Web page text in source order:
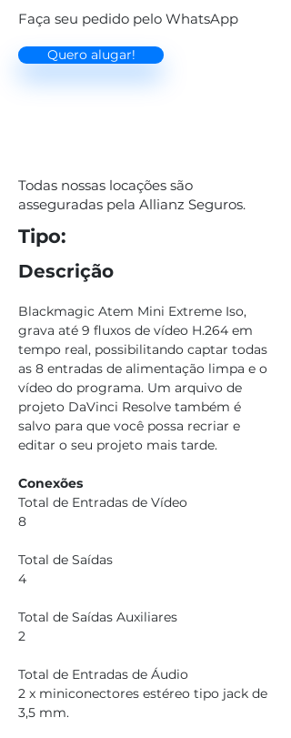
Faça seu pedido pelo WhatsApp
Quero alugar!
Todas nossas locações são
asseguradas pela Allianz Seguros.
Tipo:
Descrição
Blackmagic Atem Mini Extreme Iso,
grava até 9 fluxos de vídeo H.264 em
tempo real, possibilitando captar todas
as 8 entradas de alimentação limpa e o
vídeo do programa. Um arquivo de
projeto DaVinci Resolve também é
salvo para que você possa recriar e
editar o seu projeto mais tarde.
Conexões
Total de Entradas de Vídeo
8
Total de Saídas
4
Total de Saídas Auxiliares
2
Total de Entradas de Áudio
2 x miniconectores estéreo tipo jack de
3,5 mm.